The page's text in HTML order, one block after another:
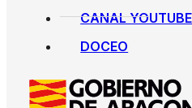
CANAL YOUTUBE
DOCEO